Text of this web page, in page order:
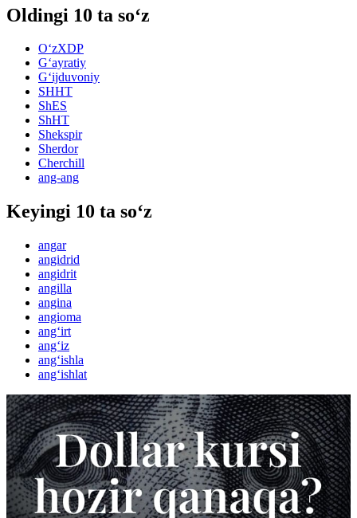
Oldingi 10 ta so‘z
O‘zXDP
G‘ayratiy
G‘ijduvoniy
SHHT
ShES
ShHT
Shekspir
Sherdor
Cherchill
ang-ang
Keyingi 10 ta so‘z
angar
angidrid
angidrit
angilla
angina
angioma
ang‘irt
ang‘iz
ang‘ishla
ang‘ishlat